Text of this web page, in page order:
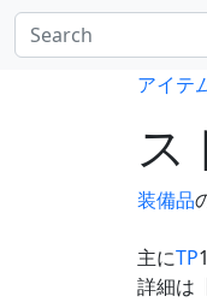
アイテ
ス
装備品
主にTP
詳細は